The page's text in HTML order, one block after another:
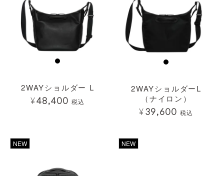
2WAYショルダー L
¥48,400 税込
2WAYショルダーL
（ナイロン）
¥39,600 税込
NEW NEW